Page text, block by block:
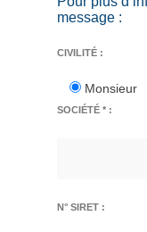
message :
CIVILITÉ :
Monsieur
SOCIÉTÉ * :
N° SIRET :